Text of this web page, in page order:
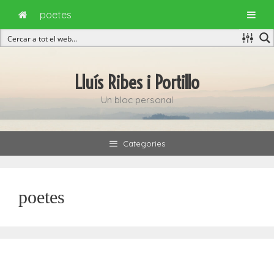
Lluís Ribes i Portillo
Un bloc personal
Categories
poetes
poetes